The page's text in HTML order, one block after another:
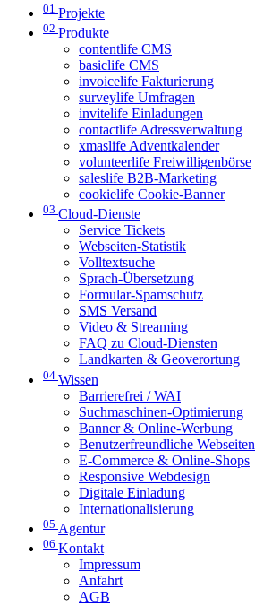
01 Projekte
02 Produkte
contentlife CMS
basiclife CMS
invoicelife Fakturierung
surveylife Umfragen
invitelife Einladungen
contactlife Adressverwaltung
xmaslife Adventkalender
volunteerlife Freiwilligenbörse
saleslife B2B-Marketing
cookielife Cookie-Banner
03 Cloud-Dienste
Service Tickets
Webseiten-Statistik
Volltextsuche
Sprach-Übersetzung
Formular-Spamschutz
SMS Versand
Video & Streaming
FAQ zu Cloud-Diensten
Landkarten & Geoverortung
04 Wissen
Barrierefrei / WAI
Suchmaschinen-Optimierung
Banner & Online-Werbung
Benutzerfreundliche Webseiten
E-Commerce & Online-Shops
Responsive Webdesign
Digitale Einladung
Internationalisierung
05 Agentur
06 Kontakt
Impressum
Anfahrt
AGB